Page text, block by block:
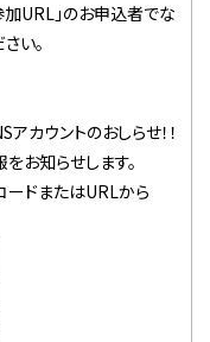
加URL」のお申込者でな
い。
カウントのおしらせ！！
お知らせします。
ドまたはURLから